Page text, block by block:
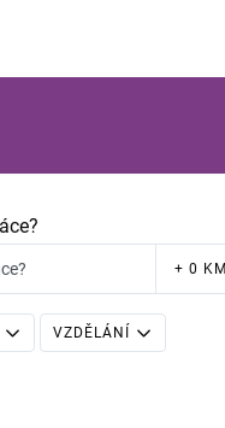
+ 0 KM
VZDĚLÁNÍ